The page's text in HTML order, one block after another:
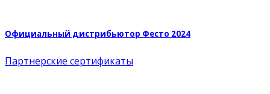
Официальный дистрибьютор Фесто 2024
Партнерские сертификаты